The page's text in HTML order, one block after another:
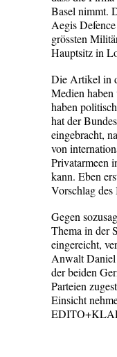
Basel nimmt.
Aegis
grössten
Hauptsitz in
Die Artikel in
Medien
haben
hat der
eingebracht,
von
Privatarmeen
kann. Eben
Vorschlag des
Gegen
Thema in der
eingereicht,
Anwalt
der beiden
Parteien
Einsicht